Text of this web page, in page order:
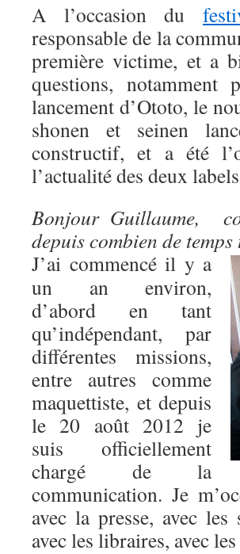
A l’occasion du
responsable de la
première victime, et a
questions,
lancement d’Ototo, le
shonen et seinen
constructif, et a été
l’actualité des deux
Bonjour Guillaume,
depuis combien de
J’ai commencé il y a
un an environ,
d’abord en tant
qu’indépendant, par
différentes missions,
entre autres comme
maquettiste, et depuis
le 20 août 2012 je
suis officiellement
chargé de la
communication. Je
avec la presse, avec
avec les libraires, avec